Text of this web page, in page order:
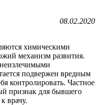
08.02.2020
химическими
механизм развития.
подвержен вредным
контролировать. Частное
признак для бывшего
врачу.